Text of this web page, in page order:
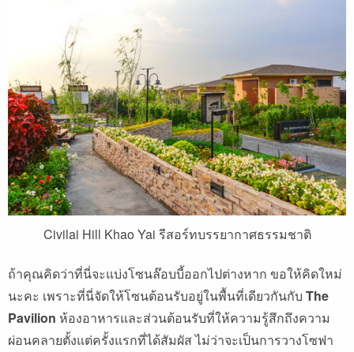
Civilai Hill Khao Yai รีสอร์ทบรรยากาศธรรมชาติ
ถ้าคุณคิดว่าที่นี่จะแบ่งโซนล๊อบบี้ออกไปต่างหาก ขอให้คิดใหม่
นะคะ เพราะที่นี่จัดให้โซนต้อนรับอยู่ในพื้นที่เดียวกันกับ The
Pavilion ห้องอาหารและส่วนต้อนรับที่ให้ความรู้สึกถึงความ
ผ่อนคลายตั้งแต่ครั้งแรกที่ได้สัมผัส ไม่ว่าจะเป็นการวางโซฟา